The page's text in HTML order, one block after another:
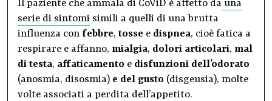
Il paziente che ammala di CoViD è affetto da una
serie di sintomi simili a quelli di una brutta
influenza con febbre, tosse e dispnea, cioè fatica a
respirare e affanno, mialgia, dolori articolari, mal
di testa, affaticamento e disfunzioni dell’odorato
(anosmia, disosmia) e del gusto (disgeusia), molte
volte associati a perdita dell’appetito.